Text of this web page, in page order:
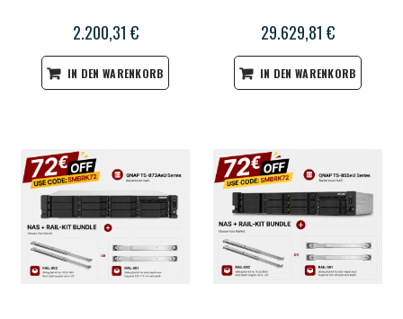
2.200,31 €
IN DEN WARENKORB
29.629,81 €
IN DEN WARENKORB